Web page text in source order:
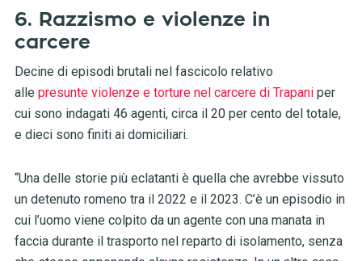
6. Razzismo e violenze in
carcere
Decine di episodi brutali nel fascicolo relativo
alle presunte violenze e torture nel carcere di Trapaniper
cui sono indagati 46 agenti, circa il 20 per cento del totale,
e dieci sono finiti ai domiciliari.
“Una delle storie più eclatanti è quella che avrebbe vissuto
un detenuto romeno tra il 2022 e il 2023. C’è un episodio in
cui l’uomo viene colpito da un agente con una manata in
faccia durante il trasporto nel reparto di isolamento, senza